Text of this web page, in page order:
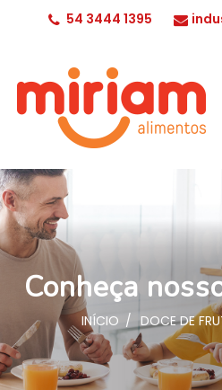
54 3444 1395
Conheça
INÍCIO DOCE DE